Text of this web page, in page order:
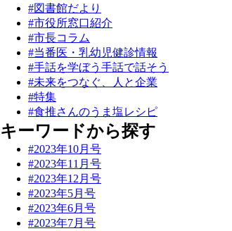
#図書館だより
#市役所窓口紹介
#市長コラム
#当番医・乳幼児健診情報
#手話を学ぼう手話で話そう
#未来をつなぐ、人と企業
#特集
#食推さんのうま塩レシピ
キーワードから探す
#2023年10月号
#2023年11月号
#2023年12月号
#2023年5月号
#2023年6月号
#2023年7月号